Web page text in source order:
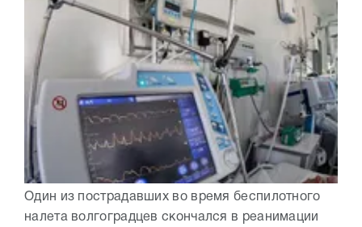
Один из пострадавших во время беспилотного
налета волгоградцев скончался в реанимации